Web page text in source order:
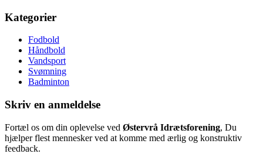
Kategorier
Fodbold
Håndbold
Vandsport
Svømning
Badminton
Skriv en anmeldelse
Fortæl os om din oplevelse ved Østervrå Idrætsforening, Du
hjælper flest mennesker ved at komme med ærlig og konstruktiv
feedback.